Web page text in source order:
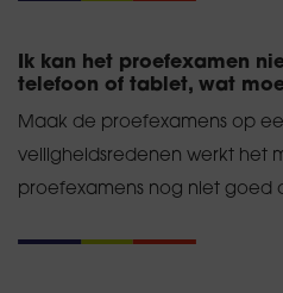
Ik kan het proefexamen
telefoon of tablet, wat
Maak de proefexamens op
veiligheidsredenen werkt het
proefexamens nog niet goed